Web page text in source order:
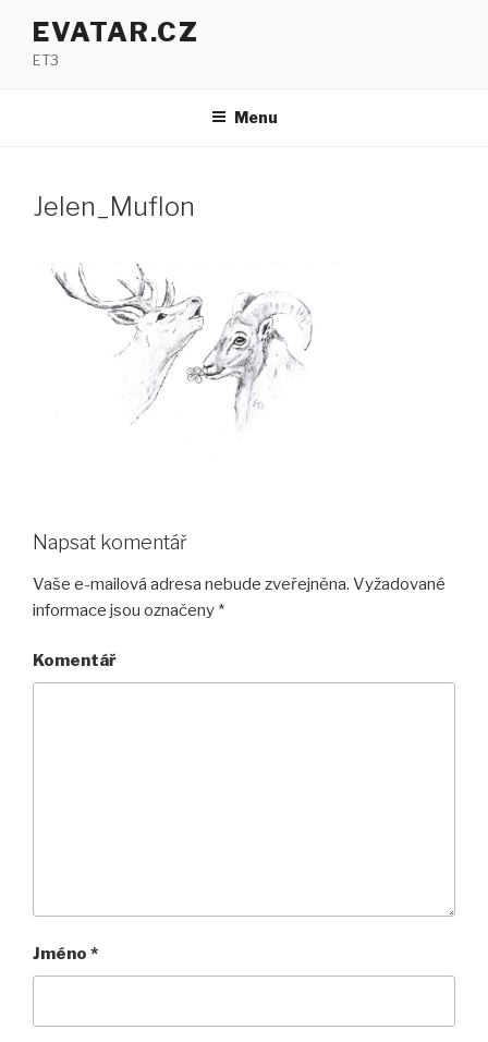
obsahu
EVATAR.CZ
ET3
Menu
Jelen_Muflon
Napsat komentář
Vaše e-mailová adresa nebude zveřejněna. Vyžadované
informace jsou označeny *
Komentář
Jméno *